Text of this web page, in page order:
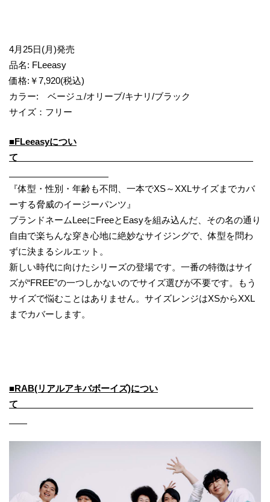
4月25日(月)発売
品名: FLeeasy
価格:￥7,920(税込)
カラー: ベージュ/オリーブ/キナリ/ブラック
サイズ：フリー
■FLeeasyについ
て
『体型・性別・年齢も不問、一本でXS～XXLサイズまでカバ
ーする脅威のイージーパンツ』
ブランドネームLeeにFreeとEasyを組み込んだ、その名の通り
自由で楽ちんな穿き心地に絶妙なサイジングで、体型を問わ
ずに決まるシルエット。
新しい時代に向けたシリーズの登場です。一番の特徴はサイ
ズが“FREE”の一つしかないのでサイズ選びが不要です。もう
サイズで悩むことはありません。サイズレンジはXSからXXL
までカバーします。
■RAB(リアルアキバボーイズ)につい
て